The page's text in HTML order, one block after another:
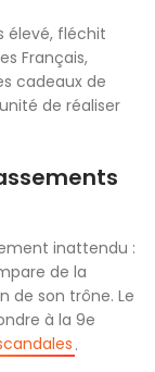
élevé, fléchit
Français,
cadeaux de
de réaliser
inattendu :
de la
de son trône. Le
à la 9e
.